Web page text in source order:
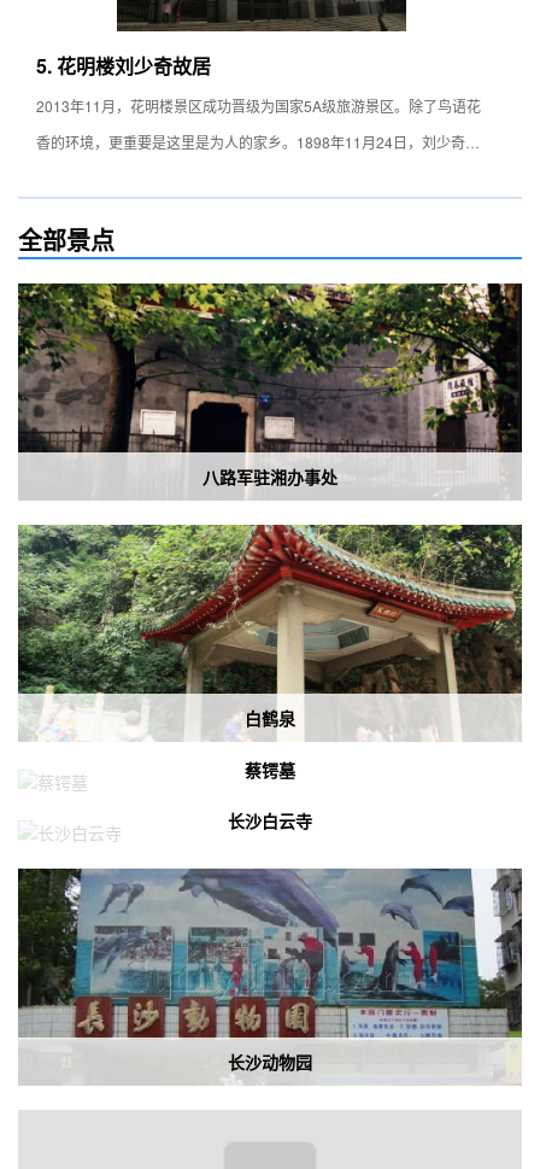
临,五洲大剧场院里，长沙世界之窗五洲艺术团的中外演员高超技术和
5. 花明楼刘少奇故居
2013年11月，花明楼景区成功晋级为国家5A级旅游景区。除了鸟语花
香的环境，更重要是这里是为人的家乡。1898年11月24日，刘少奇诞
子里有30多间茅瓦房，除了居室外，有很多是农具室、猪栏屋、烤火
屋，此外还有专门供孩子读书用的书房。在距离故居500米的北冲尾塘
还建有刘少奇的纪念馆，馆中陈列了800多件文物资料，包括刘少奇生
前看过的书籍和一些日常用品。
全部景点
八路军驻湘办事处
白鹤泉
蔡锷墓
长沙白云寺
长沙动物园